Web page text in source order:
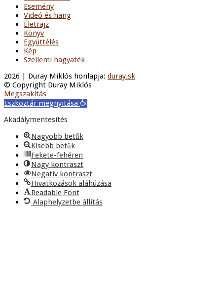
Esemény
Videó és hang
Életrajz
Könyv
Együttélés
Kép
Szellemi hagyaték
2026 | Duray Miklós honlapja: duray.sk
© Copyright Duray Miklós
Megszakítás
Eszköztár megnyitása
Akadálymentesítés
Nagyobb betűk
Kisebb betűk
Fekete-fehéren
Nagy kontraszt
Negatív kontraszt
Hivatkozások aláhúzása
Readable Font
Alaphelyzetbe állítás